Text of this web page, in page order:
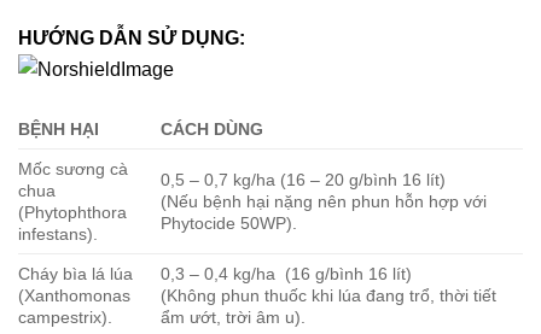
HƯỚNG DẪN SỬ DỤNG:
BỆNH HẠI CÁCH DÙNG
Mốc sương cà
chua
(Phytophthora
infestans).
0,5 – 0,7 kg/ha (16 – 20 g/bình 16 lít)
(Nếu bệnh hại nặng nên phun hỗn hợp với
Phytocide 50WP).
Cháy bìa lá lúa
(Xanthomonas
campestrix).
0,3 – 0,4 kg/ha (16 g/bình 16 lít)
(Không phun thuốc khi lúa đang trổ, thời tiết
ẩm ướt, trời âm u).